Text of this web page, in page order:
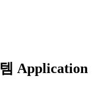
Application